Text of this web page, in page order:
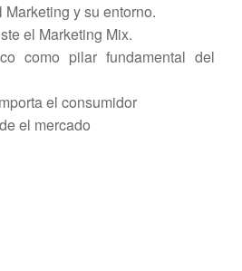
Marketing y su entorno.
el Marketing Mix.
como pilar fundamental del
el consumidor
el mercado